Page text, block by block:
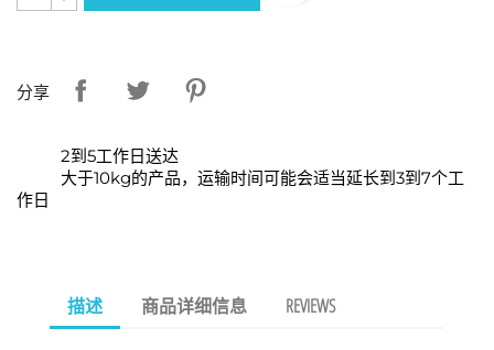
分享
2到5工作日送达
大于10kg的产品，运输时间可能会适当延长到3到7个工
作日
描述 商品详细信息 REVIEWS